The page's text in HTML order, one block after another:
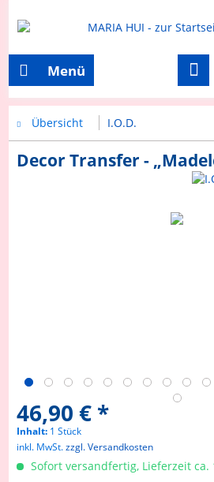
Menü
Übersicht I.O.D.
Decor Transfer -
46,90 € *
Inhalt: 1 Stück
inkl. MwSt.zzgl. Versandkosten
Sofort versandfertig, Lieferzeit ca.